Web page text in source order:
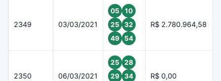
2349 03/03/2021
05
10
25
32
49
54
R$ 2.780.964,58
2350 06/03/2021
25
28
29
34
R$ 0,00